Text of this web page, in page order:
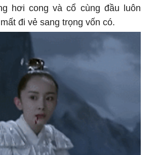
hơi cong và cổ cùng đầu luôn
đi vẻ sang trọng vốn có.